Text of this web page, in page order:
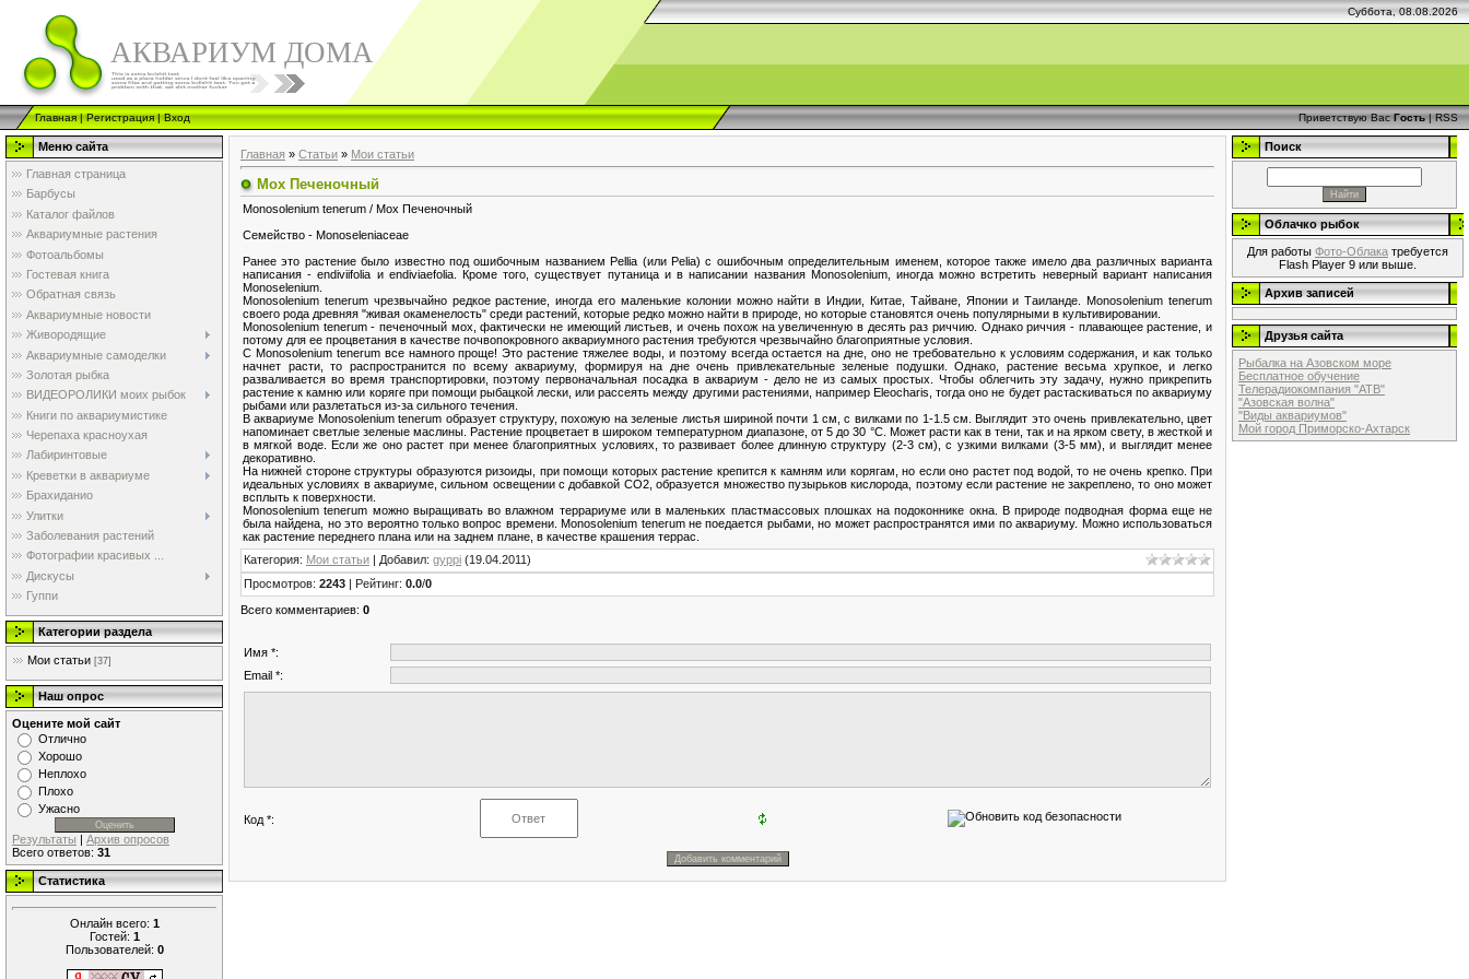
Суббота, 08.08.2026
АКВАРИУМ ДОМА
Главная|Регистрация|Вход Приветствую Вас Гость|RSS
Меню сайта
Главная страница
Барбусы
Каталог файлов
Аквариумные растения
Фотоальбомы
Гостевая книга
Обратная связь
Аквариумные новости
Живородящие
Аквариумные самоделки
Золотая рыбка
ВИДЕОРОЛИКИ моих рыбок
Книги по аквариумистике
Черепаха красноухая
Лабиринтовые
Креветки в аквариуме
Брахиданио
Улитки
Заболевания растений
Фотографии красивых ...
Дискусы
Гуппи
Категории раздела
Мои статьи [37]
Наш опрос
Оцените мой сайт
Отлично
Хорошо
Неплохо
Плохо
Ужасно
Результаты | Архив опросов
Всего ответов: 31
Статистика
Онлайн всего: 1
Гостей: 1
Пользователей: 0
Главная » Статьи » Мои статьи
Мох Печеночный
Monosolenium tenerum / Мох Печеночный
Семейство - Monoseleniaceae
Ранее это растение было известно под ошибочным названием Pellia (или Pelia) с ошибочным определительным именем, которое также имело два различных варианта
написания - endiviifolia и endiviaefolia. Кроме того, существует путаница и в написании названия Monosolenium, иногда можно встретить неверный вариант написания
Monoselenium.
Monosolenium tenerum чрезвычайно редкое растение, иногда его маленькие колонии можно найти в Индии, Китае, Тайване, Японии и Таиланде. Monosolenium tenerum
своего рода древняя "живая окаменелость" среди растений, которые редко можно найти в природе, но которые становятся очень популярными в культивировании.
Monosolenium tenerum - печеночный мох, фактически не имеющий листьев, и очень похож на увеличенную в десять раз риччию. Однако риччия - плавающее растение, и
потому для ее процветания в качестве почвопокровного аквариумного растения требуются чрезвычайно благоприятные условия.
С Monosolenium tenerum все намного проще! Это растение тяжелее воды, и поэтому всегда остается на дне, оно не требовательно к условиям содержания, и как только
начнет расти, то распространится по всему аквариуму, формируя на дне очень привлекательные зеленые подушки. Однако, растение весьма хрупкое, и легко
разваливается во время транспортировки, поэтому первоначальная посадка в аквариум - дело не из самых простых. Чтобы облегчить эту задачу, нужно прикрепить
растение к камню или коряге при помощи рыбацкой лески, или рассеять между другими растениями, например Eleocharis, тогда оно не будет растаскиваться по аквариуму
рыбами или разлетаться из-за сильного течения.
В аквариуме Monosolenium tenerum образует структуру, похожую на зеленые листья шириной почти 1 см, с вилками по 1-1.5 см. Выглядит это очень привлекательно, цвет
напоминает светлые зеленые маслины. Растение процветает в широком температурном диапазоне, от 5 до 30 °C. Может расти как в тени, так и на ярком свету, в жесткой и
в мягкой воде. Если же оно растет при менее благоприятных условиях, то развивает более длинную структуру (2-3 см), с узкими вилками (3-5 мм), и выглядит менее
декоративно.
На нижней стороне структуры образуются ризоиды, при помощи которых растение крепится к камням или корягам, но если оно растет под водой, то не очень крепко. При
идеальных условиях в аквариуме, сильном освещении с добавкой CO2, образуется множество пузырьков кислорода, поэтому если растение не закреплено, то оно может
всплыть к поверхности.
Monosolenium tenerum можно выращивать во влажном террариуме или в маленьких пластмассовых плошках на подоконнике окна. В природе подводная форма еще не
была найдена, но это вероятно только вопрос времени. Monosolenium tenerum не поедается рыбами, но может распространятся ими по аквариуму. Можно использоваться
как растение переднего плана или на заднем плане, в качестве крашения террас.
Категория: Мои статьи | Добавил: gyppi (19.04.2011)
Просмотров: 2243 | Рейтинг: 0.0/0
Всего комментариев: 0
Имя *:
Email *:
Код *:
Поиск
Облачко рыбок
Для работы Фото-Облака требуется
Flash Player 9 или выше.
Архив записей
Друзья сайта
Рыбалка на Азовском море
Бесплатное обучение
Телерадиокомпания "АТВ"
"Азовская волна"
"Виды аквариумов"
Мой город Приморско-Ахтарск